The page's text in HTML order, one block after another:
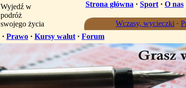
Wyjedź w
podróż
swojego życia
Strona główna · Sport · O nas
Wczasy, wycieczki ·
· Prawo · Kursy walut · Forum